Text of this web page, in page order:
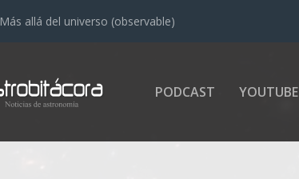
Más allá del universo (observable)
PODCAST YOUTUBE